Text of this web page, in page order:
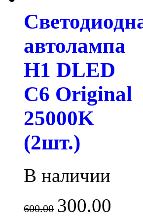
автолампа
H1 DLED
C6 Original
25000K
(2шт.)
В наличии
600.00 300.00